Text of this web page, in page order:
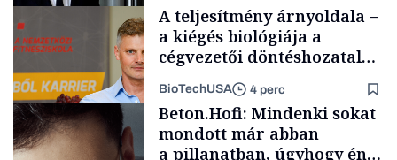
Politika
A teljesítmény árnyoldala –
a kiégés biológiája a
cégvezetői döntéshozatal
BioTechUSA 4 perc
Beton.Hofi: Mindenki sokat
mondott már abban
a pillanatban, úgyhogy én